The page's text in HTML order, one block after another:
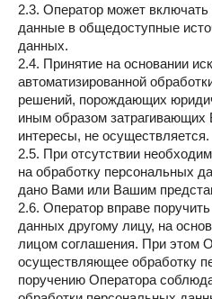
2.3. Оператор может
данные в общедоступные
данных.
2.4. Принятие на основании
автоматизированной
решений, порождающих
иным образом затрагивающих
интересы, не осуществляется.
2.5. При отсутствии
на обработку персональных
дано Вами или Вашим
2.6. Оператор вправе
данных другому лицу, на
лицом соглашения. При этом
осуществляющее обработку
поручению Оператора